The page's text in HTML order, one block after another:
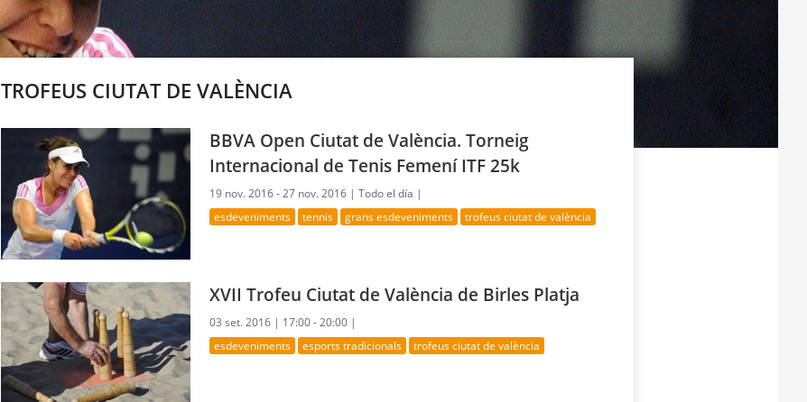
TROFEUS CIUTAT DE VALÈNCIA
BBVA Open Ciutat de València. Torneig
Internacional de Tenis Femení ITF 25k
19 nov. 2016 - 27 nov. 2016 |Todo el día |
esdeveniments tennis grans esdeveniments trofeus ciutat de valència
XVII Trofeu Ciutat de València de Birles Platja
03 set. 2016 | 17:00 - 20:00 |
esdeveniments esports tradicionals trofeus ciutat de valència